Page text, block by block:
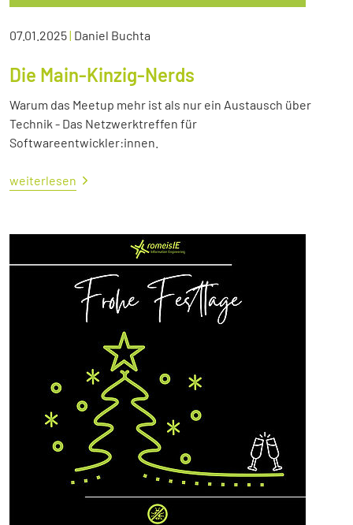
07.01.2025| Daniel Buchta
Die Main-Kinzig-Nerds
Warum das Meetup mehr ist als nur ein Austausch über
Technik - Das Netzwerktreffen für
Softwareentwickler:innen.
weiterlesen